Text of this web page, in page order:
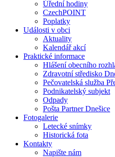
Úřední hodiny
CzechPOINT
Poplatky
Události v obci
Aktuality
Kalendář akcí
Praktické informace
Hlášení obecního
Zdravotní středisko
Pečovatelská služba
Podnikatelský subjekt
Odpady
Pošta Partner Dnešice
Fotogalerie
Letecké snímky
Historická fota
Kontakty
Napište nám